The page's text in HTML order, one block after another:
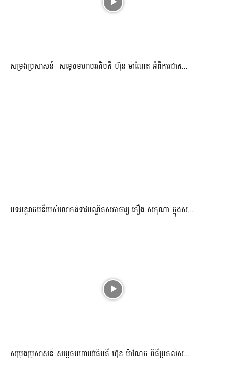
សម្រងប្រសាសន៍ សម្ដេចមហាបវរធិបតី ហ៊ុន ម៉ាណែត អំពីការដាក...
បទអន្តរាគមន៏របស់លោកជំទាវបណ្ឌិតសភាចារ្យ ភឿង សកុណា ក្នុងស...
សម្រងប្រសាសន៍ សម្ដេចមហាបវរធិបតី ហ៊ុន ម៉ាណែត ពិធីប្រគល់ស...